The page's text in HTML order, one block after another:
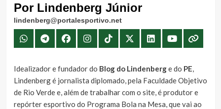
Por Lindenberg Júnior
lindenberg@portalesportivo.net
Idealizador e fundador do Blog do Lindenberge do PE,
Lindenberg é jornalista diplomado, pela Faculdade Objetivo
de Rio Verde e, além de trabalhar com o site, é produtor e
repórter esportivo do Programa Bola na Mesa, que vai ao